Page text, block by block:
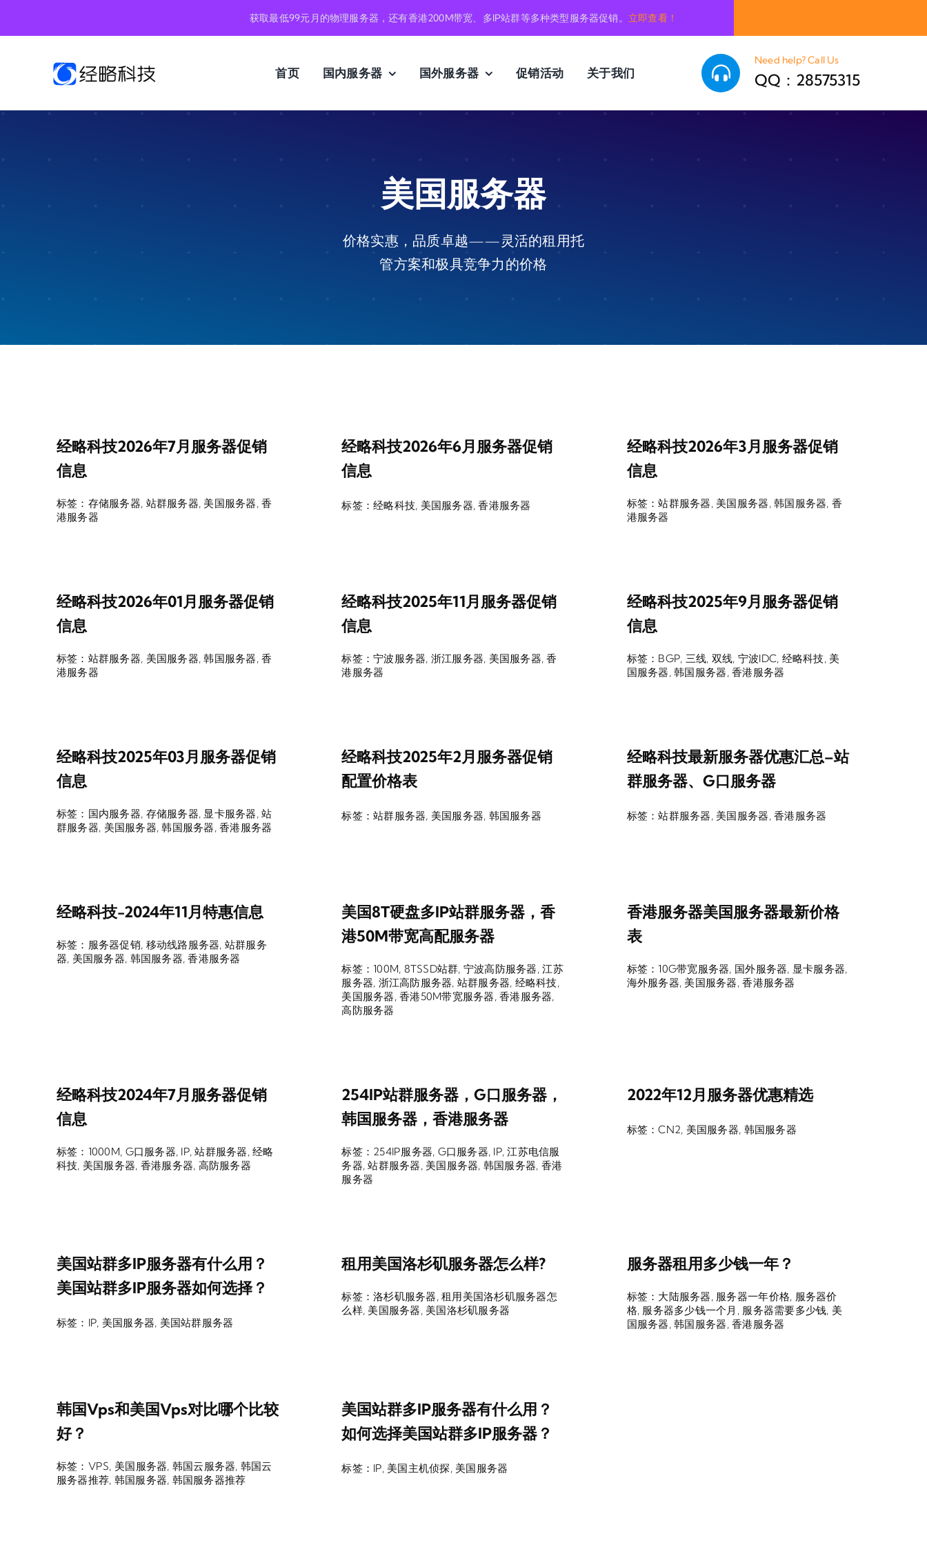
获取最低99元月的物理服务器，还有香港200M带宽、多IP站群等多种类型服务器促销。 立即查看！
首页 国内服务器 国外服务器 促销活动 关于我们
Need help? Call Us
QQ：28575315
美国服务器
价格实惠，品质卓越——灵活的租用托
管方案和极具竞争力的价格
经略科技2026年7月服务器促销
信息
标签： 存储服务器, 站群服务器, 美国服务器,香
港服务器
经略科技2026年6月服务器促销
信息
标签：经略科技, 美国服务器,香港服务器
经略科技2026年3月服务器促销
信息
标签：站群服务器, 美国服务器,韩国服务器, 香
港服务器
经略科技2026年01月服务器促销
信息
标签： 站群服务器, 美国服务器,韩国服务器,香
港服务器
经略科技2025年11月服务器促销
信息
标签：宁波服务器, 浙江服务器, 美国服务器,香
港服务器
经略科技2025年9月服务器促销
信息
标签： BGP, 三线, 双线, 宁波IDC, 经略科技, 美
国服务器,韩国服务器,香港服务器
经略科技2025年03月服务器促销
信息
标签： 国内服务器, 存储服务器, 显卡服务器,站
群服务器, 美国服务器,韩国服务器,香港服务器
经略科技2025年2月服务器促销
配置价格表
标签：站群服务器, 美国服务器, 韩国服务器
经略科技最新服务器优惠汇总–站
群服务器、G口服务器
标签：站群服务器, 美国服务器,香港服务器
经略科技-2024年11月特惠信息
标签： 服务器促销, 移动线路服务器, 站群服务
器, 美国服务器, 韩国服务器,香港服务器
美国8T硬盘多IP站群服务器，香
港50M带宽高配服务器
标签：100M, 8TSSD站群, 宁波高防服务器,江苏
服务器, 浙江高防服务器, 站群服务器, 经略科技,
美国服务器,香港50M带宽服务器,香港服务器,
高防服务器
香港服务器美国服务器最新价格
表
标签：10G带宽服务器, 国外服务器, 显卡服务器,
海外服务器, 美国服务器,香港服务器
经略科技2024年7月服务器促销
信息
标签： 1000M, G口服务器, IP,站群服务器,经略
科技, 美国服务器, 香港服务器, 高防服务器
254IP站群服务器，G口服务器，
韩国服务器，香港服务器
标签： 254IP服务器, G口服务器, IP,江苏电信服
务器,站群服务器, 美国服务器, 韩国服务器, 香港
服务器
2022年12月服务器优惠精选
标签：CN2, 美国服务器, 韩国服务器
美国站群多IP服务器有什么用？
美国站群多IP服务器如何选择？
标签： IP, 美国服务器, 美国站群服务器
租用美国洛杉矶服务器怎么样?
标签：洛杉矶服务器,租用美国洛杉矶服务器怎
么样, 美国服务器, 美国洛杉矶服务器
服务器租用多少钱一年？
标签： 大陆服务器, 服务器一年价格, 服务器价
格, 服务器多少钱一个月 , 服务器需要多少钱, 美
国服务器,韩国服务器,香港服务器
韩国vps和美国vps对比哪个比较
好？
标签： VPS, 美国服务器, 韩国云服务器, 韩国云
服务器推荐, 韩国服务器, 韩国服务器推荐
美国站群多IP服务器有什么用？
如何选择美国站群多IP服务器？
标签： IP, 美国主机侦探, 美国服务器